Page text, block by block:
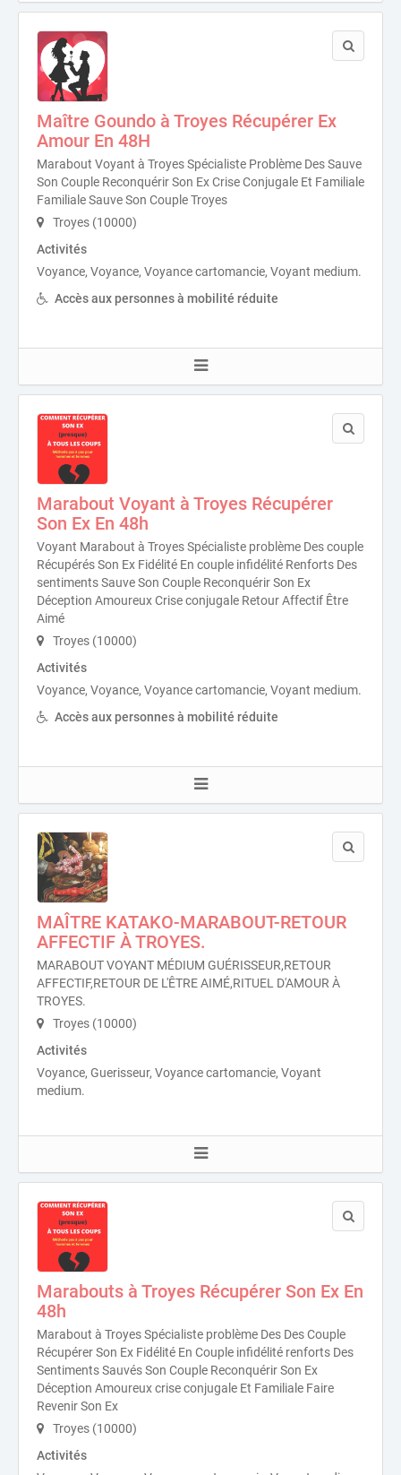
Maître Goundo à Troyes Récupérer Ex
Amour En 48H
Marabout Voyant à Troyes Spécialiste Problème Des Sauve
Son Couple Reconquérir Son Ex Crise Conjugale Et Familiale
Familiale Sauve Son Couple Troyes
Troyes (10000)
Activités
Voyance, Voyance, Voyance cartomancie, Voyant medium.
Accès aux personnes à mobilité réduite
Marabout Voyant à Troyes Récupérer
Son Ex En 48h
Voyant Marabout à Troyes Spécialiste problème Des couple
Récupérés Son Ex Fidélité En couple infidélité Renforts Des
sentiments Sauve Son Couple Reconquérir Son Ex
Déception Amoureux Crise conjugale Retour Affectif Être
Aimé
Troyes (10000)
Activités
Voyance, Voyance, Voyance cartomancie, Voyant medium.
Accès aux personnes à mobilité réduite
MAÎTRE KATAKO-MARABOUT-RETOUR
AFFECTIF À TROYES.
MARABOUT VOYANT MÉDIUM GUÉRISSEUR,RETOUR
AFFECTIF,RETOUR DE L'ÊTRE AIMÉ,RITUEL D'AMOUR À
TROYES.
Troyes (10000)
Activités
Voyance, Guerisseur, Voyance cartomancie, Voyant
medium.
Marabouts à Troyes Récupérer Son Ex En
48h
Marabout à Troyes Spécialiste problème Des Des Couple
Récupérer Son Ex Fidélité En Couple infidélité renforts Des
Sentiments Sauvés Son Couple Reconquérir Son Ex
Déception Amoureux crise conjugale Et Familiale Faire
Revenir Son Ex
Troyes (10000)
Activités